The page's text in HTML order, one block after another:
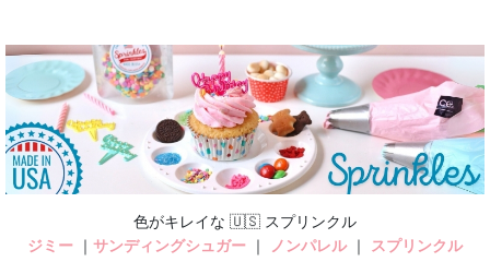
色がキレイな 🇺🇸 スプリンクル
ジミー ｜ サンディングシュガー ｜ ノンパレル｜ スプリンクル